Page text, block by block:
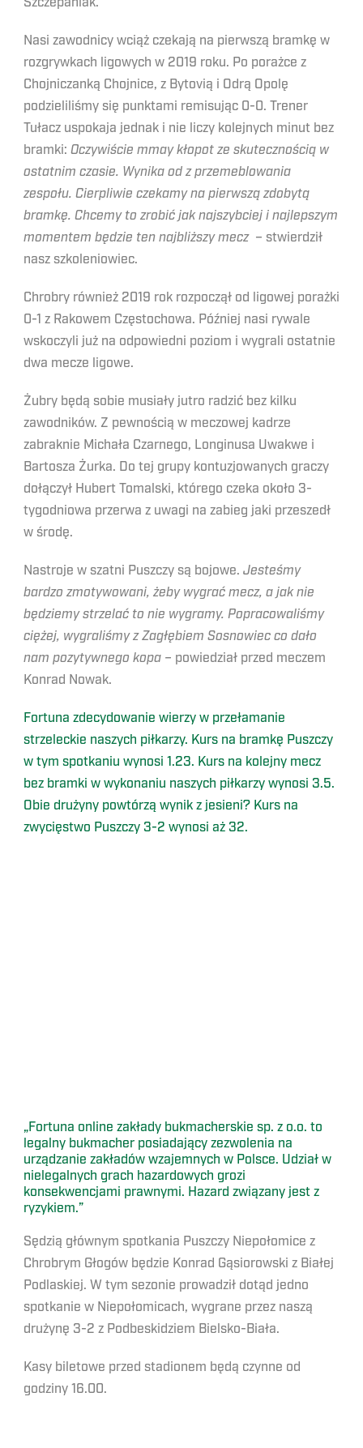
Nasi zawodnicy wciąż czekają na pierwszą bramkę w
rozgrywkach ligowych w 2019 roku. Po porażce z
Chojniczanką Chojnice, z Bytovią i Odrą Opolę
podzieliliśmy się punktami remisując 0-0. Trener
Tułacz uspokaja jednak i nie liczy kolejnych minut bez
bramki: Oczywiście mmay kłopot ze skutecznością w
ostatnim czasie. Wynika od z przemeblowania
zespołu. Cierpliwie czekamy na pierwszą zdobytą
bramkę. Chcemy to zrobić jak najszybciej i najlepszym
momentem będzie ten najbliższy mecz – stwierdził
nasz szkoleniowiec.
Chrobry również 2019 rok rozpoczął od ligowej porażki
0-1 z Rakowem Częstochowa. Później nasi rywale
wskoczyli już na odpowiedni poziom i wygrali ostatnie
dwa mecze ligowe.
Żubry będą sobie musiały jutro radzić bez kilku
zawodników. Z pewnością w meczowej kadrze
zabraknie Michała Czarnego, Longinusa Uwakwe i
Bartosza Żurka. Do tej grupy kontuzjowanych graczy
dołączył Hubert Tomalski, którego czeka około 3-
tygodniowa przerwa z uwagi na zabieg jaki przeszedł
w środę.
Nastroje w szatni Puszczy są bojowe. Jesteśmy
bardzo zmotywowani, żeby wygrać mecz, a jak nie
będziemy strzelać to nie wygramy. Popracowaliśmy
ciężej, wygraliśmy z Zagłębiem Sosnowiec co dało
nam pozytywnego kopa – powiedział przed meczem
Konrad Nowak.
Fortuna zdecydowanie wierzy w przełamanie
strzeleckie naszych piłkarzy. Kurs na bramkę Puszczy
w tym spotkaniu wynosi 1.23. Kurs na kolejny mecz
bez bramki w wykonaniu naszych piłkarzy wynosi 3.5.
Obie drużyny powtórzą wynik z jesieni? Kurs na
zwycięstwo Puszczy 3-2 wynosi aż 32.
„Fortuna online zakłady bukmacherskie sp. z o.o. to
legalny bukmacher posiadający zezwolenia na
urządzanie zakładów wzajemnych w Polsce. Udział w
nielegalnych grach hazardowych grozi
konsekwencjami prawnymi. Hazard związany jest z
ryzykiem.”
Sędzią głównym spotkania Puszczy Niepołomice z
Chrobrym Głogów będzie Konrad Gąsiorowski z Białej
Podlaskiej. W tym sezonie prowadził dotąd jedno
spotkanie w Niepołomicach, wygrane przez naszą
drużynę 3-2 z Podbeskidziem Bielsko-Biała.
Kasy biletowe przed stadionem będą czynne od
godziny 16.00.